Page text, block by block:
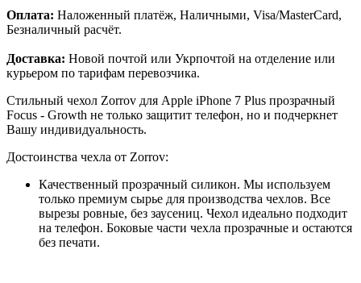
Оплата: Наложенный платёж, Наличными, Visa/MasterCard,
Безналичный расчёт.
Доставка: Новой почтой или Укрпочтой на отделение или
курьером по тарифам перевозчика.
Стильный чехол Zorrov для Apple iPhone 7 Plus прозрачный
Focus - Growth не только защитит телефон, но и подчеркнет
Вашу индивидуальность.
Достоинства чехла от Zorrov:
Качественный прозрачный силикон. Мы используем
только премиум сырье для производства чехлов. Все
вырезы ровные, без заусениц. Чехол идеально подходит
на телефон. Боковые части чехла прозрачные и остаются
без печати.